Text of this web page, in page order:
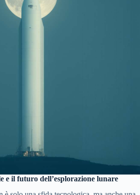
e il futuro dell’esplorazione lunare